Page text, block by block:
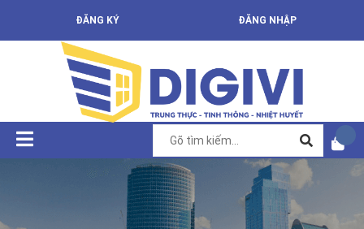
ĐĂNG KÝ ĐĂNG NHẬP